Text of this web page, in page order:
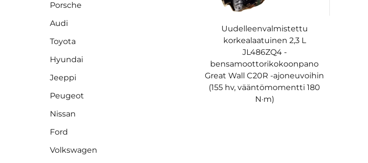
Porsche
Audi
Toyota
Hyundai
Jeeppi
Peugeot
Nissan
Ford
Volkswagen
Uudelleenvalmistettu
korkealaatuinen 2,3 L
JL486ZQ4 -
bensamoottorikokoonpano
Great Wall C20R -ajoneuvoihin
(155 hv, vääntömomentti 180
N·m)